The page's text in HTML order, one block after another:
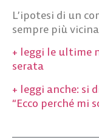
L’ipotesi di un
sempre più
+ leggi le ultime
serata
+ leggi anche: si
“Ecco perché mi